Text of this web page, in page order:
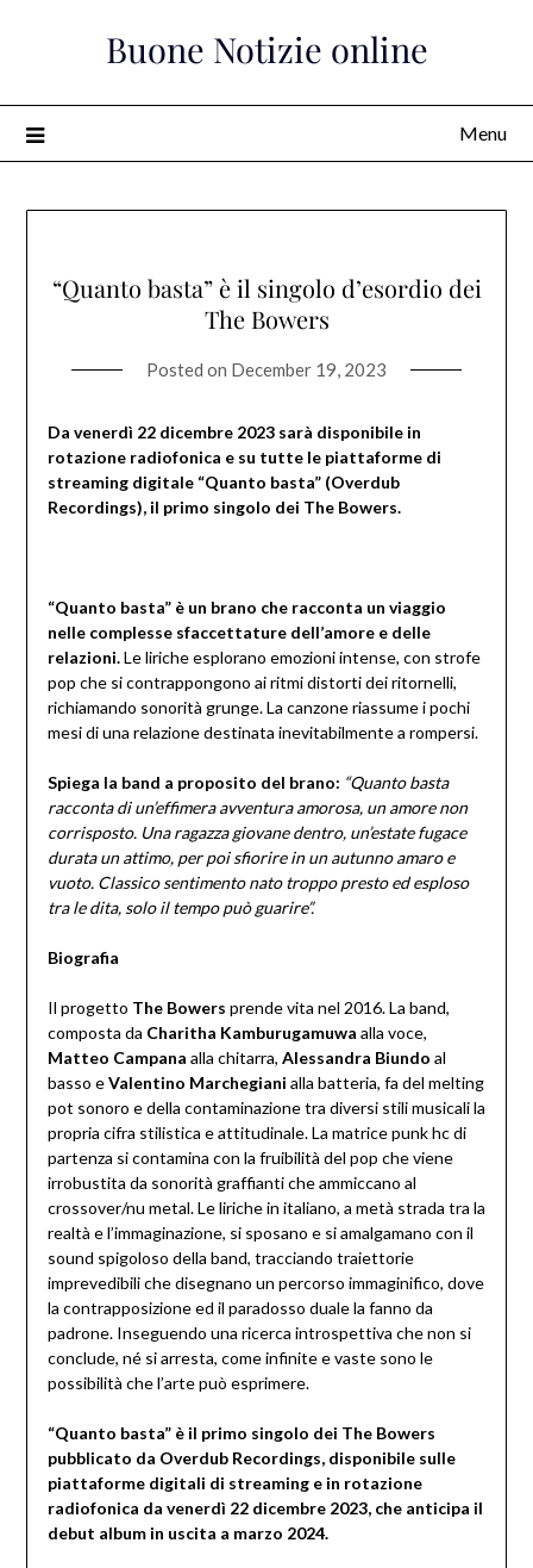
Buone Notizie online
Menu
“Quanto basta” è il singolo d’esordio dei
The Bowers
Posted on December 19, 2023
Da venerdì 22 dicembre 2023 sarà disponibile in
rotazione radiofonica e su tutte le piattaforme di
streaming digitale “Quanto basta” (Overdub
Recordings), il primo singolo dei The Bowers.
“Quanto basta” è un brano che racconta un viaggio
nelle complesse sfaccettature dell’amore e delle
relazioni.Le liriche esplorano emozioni intense, con strofe
pop che si contrappongono ai ritmi distorti dei ritornelli,
richiamando sonorità grunge. La canzone riassume i pochi
mesi di una relazione destinata inevitabilmente a rompersi.
Spiega la band a proposito del brano: “Quanto basta
racconta di un’effimera avventura amorosa, un amore non
corrisposto. Una ragazza giovane dentro, un’estate fugace
durata un attimo, per poi sfiorire in un autunno amaro e
vuoto. Classico sentimento nato troppo presto ed esploso
tra le dita, solo il tempo può guarire”.
Biografia
Il progetto The Bowers prende vita nel 2016. La band,
composta da Charitha Kamburugamuwa alla voce,
Matteo Campana alla chitarra, Alessandra Biundo al
basso eValentino Marchegiani alla batteria, fa del melting
pot sonoro e della contaminazione tra diversi stili musicali la
propria cifra stilistica e attitudinale. La matrice punk hc di
partenza si contamina con la fruibilità del pop che viene
irrobustita da sonorità graffianti che ammiccano al
crossover/nu metal. Le liriche in italiano, a metà strada tra la
realtà e l’immaginazione, si sposano e si amalgamano con il
sound spigoloso della band, tracciando traiettorie
imprevedibili che disegnano un percorso immaginifico, dove
la contrapposizione ed il paradosso duale la fanno da
padrone. Inseguendo una ricerca introspettiva che non si
conclude, né si arresta, come infinite e vaste sono le
possibilità che l’arte può esprimere.
“Quanto basta” è il primo singolo dei The Bowers
pubblicato da Overdub Recordings, disponibile sulle
piattaforme digitali di streaming e in rotazione
radiofonica da venerdì 22 dicembre 2023, che anticipa il
debut album in uscita a marzo 2024.